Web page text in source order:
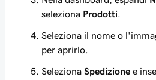
seleziona Prodotti
Seleziona il nome o
per aprirlo.
Seleziona Spedizione e